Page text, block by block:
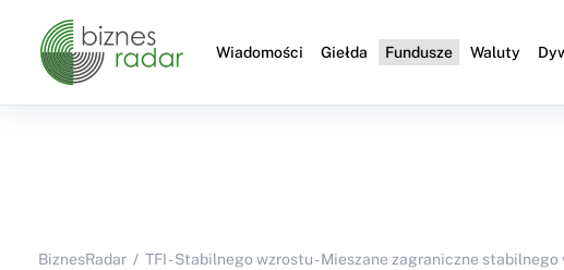
Wiadomości Giełda Fundusze Waluty
BiznesRadar TFI - Stabilnego wzrostu - Mieszane zagraniczne stabilnego